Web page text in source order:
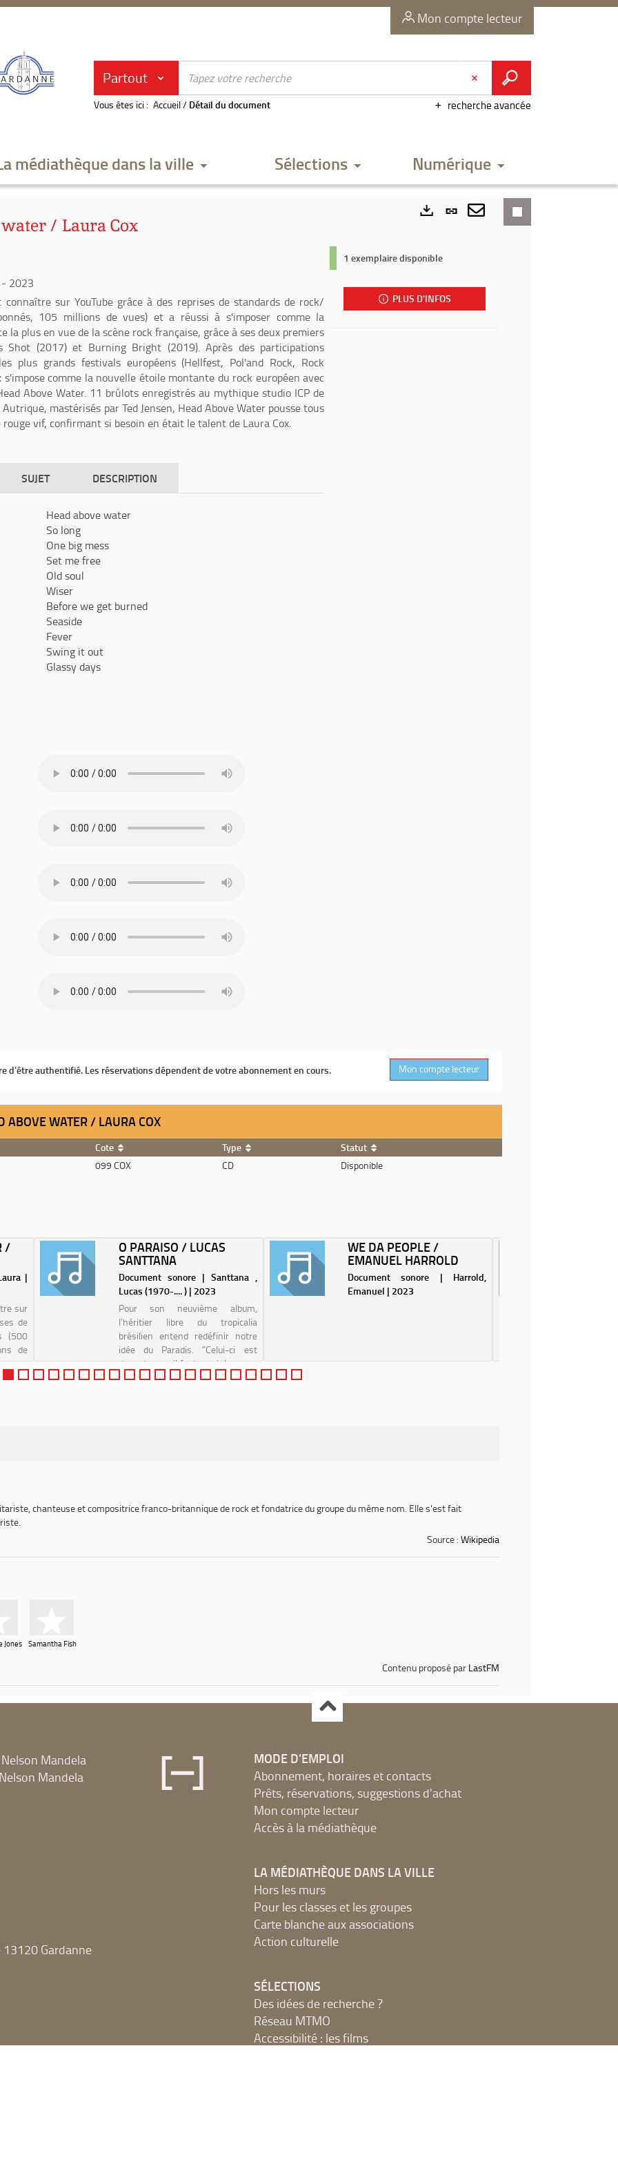
Mon compte lecteur
Partout
recherche avancée
Vous êtes ici : Accueil/ Détail du document
médiathèque dans la ville Sélections Numérique
/ Laura Cox
- 2023
sur YouTube grâce à des reprises de standards de rock/
105 millions de vues) et a réussi à s'imposer comme la
la plus en vue de la scène rock française, grâce à ses deux premiers
Shot (2017) et Burning Bright (2019). Après des participations
plus grands festivals européens (Hellfest, Pol'and Rock, Rock
s'impose comme la nouvelle étoile montante du rock européen avec
Above Water. 11 brûlots enregistrés au mythique studio ICP de
mastérisés par Ted Jensen, Head Above Water pousse tous
rouge vif, confirmant si besoin en était le talent de Laura Cox.
SUJET DESCRIPTION
Head above water
So long
One big mess
Set me free
Old soul
Wiser
Before we get burned
Seaside
Fever
Swing it out
Glassy days
Lien
permanent
fenêtre)
Envoyer
mail
1 exemplaire disponible
PLUS D'INFOS
d'être authentifié. Les réservations dépendent de votre abonnement en cours. Mon compte lecteur
WATER / LAURA COX
Cote Type
Statut
099 COX CD Disponible
/
|
sur
de
(500
de
la
O PARAISO / LUCAS
SANTTANA
Document sonore | Santtana ,
Lucas (1970-.... ) | 2023
Pour son neuvième album,
l'héritier libre du tropicalia
brésilien entend redéfinir notre
idée du Paradis. "Celui-ci est
devant nous, il faut ouvrir les yeux
et apprendre à le contempler en
WE DA PEOPLE /
EMANUEL HARROLD
Document sonore | Harrold,
Emanuel | 2023
chanteuse et compositrice franco-britannique de rock et fondatrice du groupe du même nom. Elle s'est fait
Source : Wikipedia
Jones Samantha Fish
Contenu proposé par LastFM
Mandela
Mandela
Gardanne
MODE D'EMPLOI
Abonnement, horaires et contacts
Prêts, réservations, suggestions d'achat
Mon compte lecteur
Accès à la médiathèque
LA MÉDIATHÈQUE DANS LA VILLE
Hors les murs
Pour les classes et les groupes
Carte blanche aux associations
Action culturelle
SÉLECTIONS
Des idées de recherche ?
Réseau MTMO
Accessibilité : les films